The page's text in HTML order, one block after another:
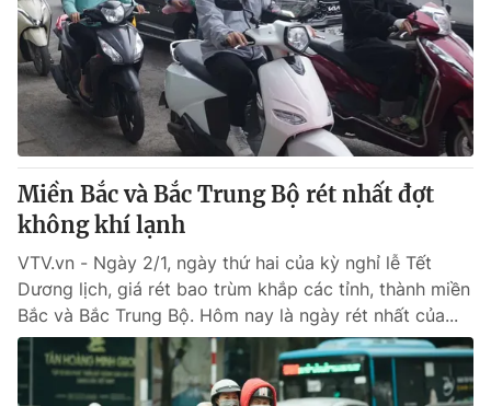
Miền Bắc và Bắc Trung Bộ rét nhất đợt
không khí lạnh
VTV.vn - Ngày 2/1, ngày thứ hai của kỳ nghỉ lễ Tết
Dương lịch, giá rét bao trùm khắp các tỉnh, thành miền
Bắc và Bắc Trung Bộ. Hôm nay là ngày rét nhất của...